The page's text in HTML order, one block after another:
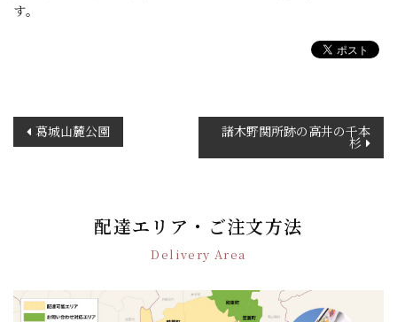
す。
稿
ン
葛城山麓公園 諸木野関所跡の高井の千本
杉
配達エリア・ご注文方法
Delivery Area